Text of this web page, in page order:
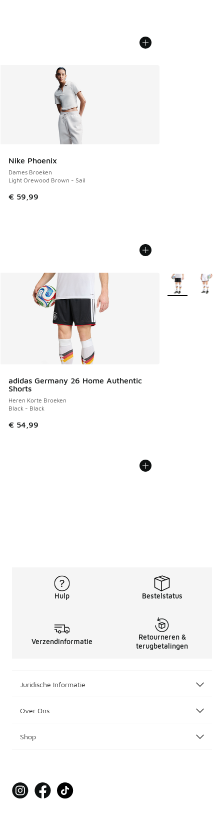
Nike Phoenix
Dames Broeken
Light Orewood Brown - Sail
€ 59,99
adidas Germany 26 Home Authentic
Shorts
Heren Korte Broeken
Black - Black
€ 54,99
Meer kleuren
Hulp Bestelstatus
Verzendinformatie
Retourneren &
terugbetalingen
Juridische Informatie
Over Ons
Shop